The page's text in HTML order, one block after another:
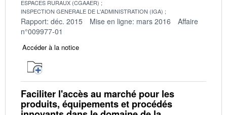
ESPACES RURAUX (CGAAER)
INSPECTION GENERALE DE L'ADMINISTRATION (IGA)
Rapport: déc. 2015 Mise en ligne: mars 2016
Affaire
n°009977-01
Accéder à la notice
Faciliter l'accès au marché pour les
produits, équipements et procédés